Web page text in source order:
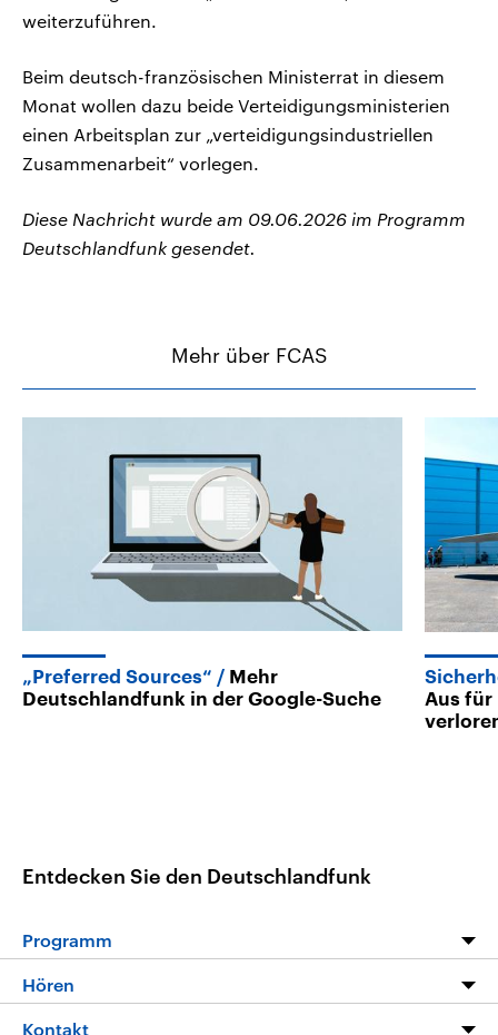
weiterzuführen.
Beim deutsch-französischen Ministerrat in diesem
Monat wollen dazu beide Verteidigungsministerien
einen Arbeitsplan zur „verteidigungsindustriellen
Zusammenarbeit“ vorlegen.
Diese Nachricht wurde am 09.06.2026 im Programm
Deutschlandfunk gesendet.
Mehr über FCAS
„Preferred Sources“
Mehr
Deutschlandfunk in der Google-Suche
Aus für
Entdecken Sie den Deutschlandfunk
Programm
Programm
Hören
Livestream
Kontakt